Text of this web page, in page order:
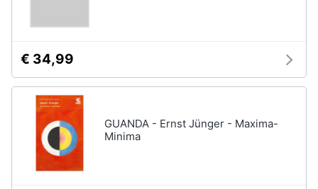
€ 34,99
GUANDA - Ernst Jünger - Maxima-
Minima